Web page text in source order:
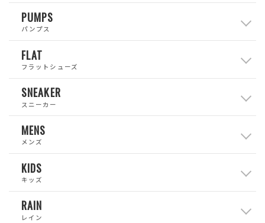
PUMPS
パンプス
FLAT
フラットシューズ
SNEAKER
スニーカー
MENS
メンズ
KIDS
キッズ
RAIN
レイン